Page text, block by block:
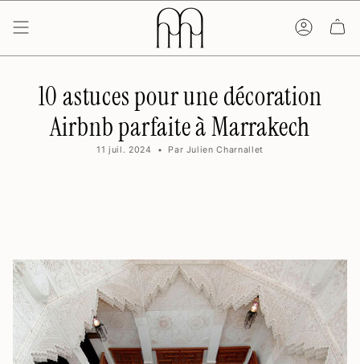
contenu
la
10 astuces pour une décoration
Airbnb parfaite à Marrakech
11 juil. 2024 Par Julien Charnallet